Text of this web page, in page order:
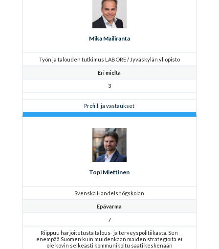
Mika Mailiranta
Työn ja talouden tutkimus LABORE / Jyväskylän yliopisto
Eri mieltä
3
Profiili ja vastaukset
Topi Miettinen
Svenska Handelshögskolan
Epävarma
7
Riippuu harjoitetusta talous- ja terveyspolitiikasta. Sen
enempää Suomen kuin muidenkaan maiden strategioita ei
ole kovin selkeästi kommunikoitu saati keskenään